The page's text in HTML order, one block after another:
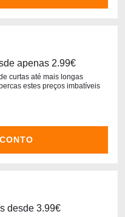
apenas 2.99€
curtas até mais longas
estes preços imbatíveis
desde 3.99€